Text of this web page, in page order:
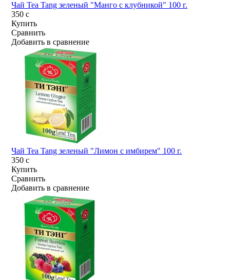
Чай Tea Tang зеленый "Манго с клубникой" 100 г.
350c
Купить
Сравнить
Добавить в сравнение
Чай Tea Tang зеленый "Лимон с имбирем" 100 г.
350c
Купить
Сравнить
Добавить в сравнение